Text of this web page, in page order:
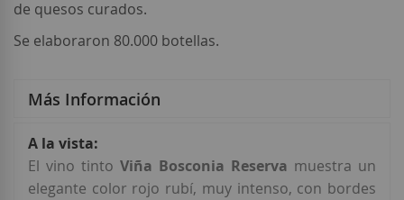
de quesos curados.
Se elaboraron 80.000 botellas.
Más Información
Más
Información
El vino tinto Viña Bosconia Reserva muestra un
elegante color rojo rubí, muy intenso, con bordes